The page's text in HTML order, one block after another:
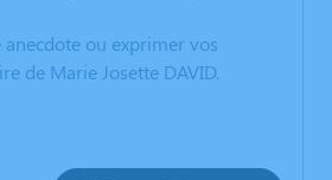
ou exprimer vos
de Marie Josette DAVID.